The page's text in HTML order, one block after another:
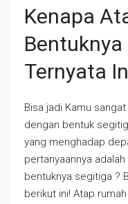
Kenapa
Bentuknya
Ternyata
Bisa jadi Kamu
dengan bentuk
yang menghadap
pertanyaannya
bentuknya segitiga ?
berikut ini! Atap